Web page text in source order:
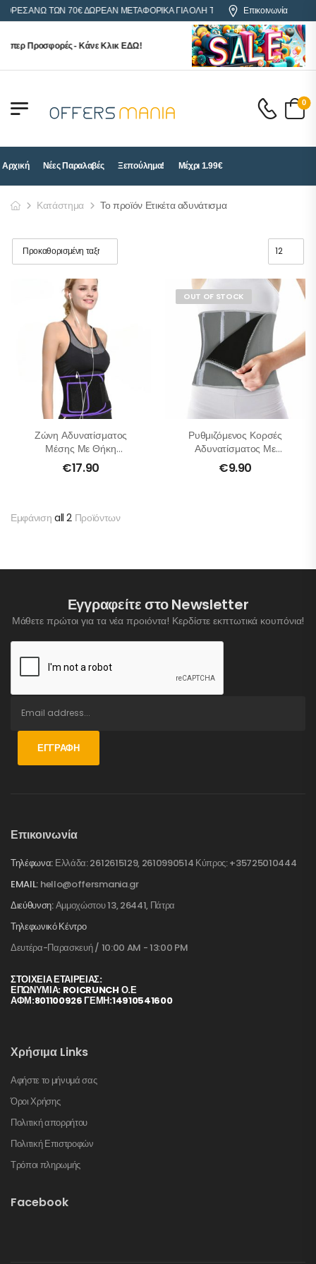
ΑΝΩ ΤΩΝ 70€ ΔΩΡΕΑΝ ΜΕΤΑΦΟΡΙΚΑ ΓΙΑ ΟΛΗ ΤΗΝ ΕΛΛΑΔΑΕπικοινωνία
Προσφορές - Κάνε Κλικ ΕΔΩ!
0
Αρχική Νέες Παραλαβές Ξεπούλημα! Μέχρι 1.99€
Κατάστημα Το προϊόν Ετικέτα αδυνάτισμα
Ζώνη Αδυνατίσματος
Μέσης Με Θήκη
Κινητού
€17.90
OUT OF STOCK
Ρυθμιζόμενος Κορσές
Αδυνατίσματος Με
Φερμουάρ
€9.90
Εμφάνιση all 2 Προϊόντων
Εγγραφείτε στο Newsletter
Μάθετε πρώτοι για τα νέα προιόντα! Κερδίστε εκπτωτικά κουπόνια!
ΕΓΓΡΑΦΉ
Επικοινωνία
Τηλέφωνα: Ελλάδα: 2612615129, 2610990514 Κύπρος: +35725010444
EMAIL: hello@offersmania.gr
Διεύθυνση:Αμμοχώστου 13, 26441, Πάτρα
Τηλεφωνικό Κέντρο
Δευτέρα-Παρασκευή / 10:00 AM - 13:00 PM
ΣΤΟΙΧΕΊΑ ΕΤΑΙΡΕΊΑΣ:
ΕΠΩΝΥΜΙΑ: ROICRUNCH Ο.Ε
ΑΦΜ:801100926 ΓΕΜΗ:14910541600
Χρήσιμα Links
Αφήστε το μήνυμά σας
Όροι Χρήσης
Πολιτική απορρήτου
Πολιτική Επιστροφών
Τρόποι πληρωμής
Facebook